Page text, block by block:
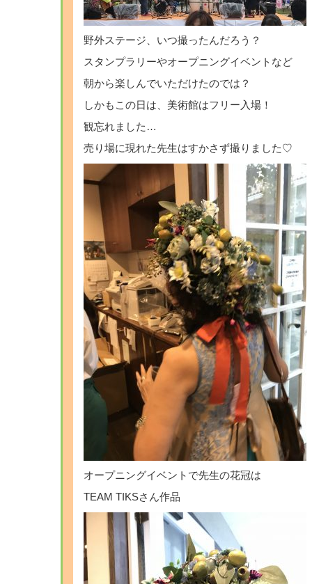
野外ステージ、いつ撮ったんだろう？
スタンプラリーやオープニングイベントなど
朝から楽しんでいただけたのでは？
しかもこの日は、美術館はフリー入場！
観忘れました…
売り場に現れた先生はすかさず撮りました♡
オープニングイベントで先生の花冠は
TEAM TIKSさん作品